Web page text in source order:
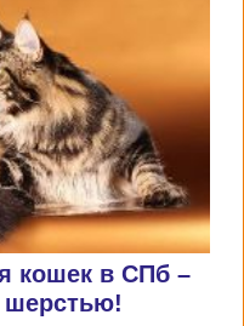
кошек в СПб –
шерстью!